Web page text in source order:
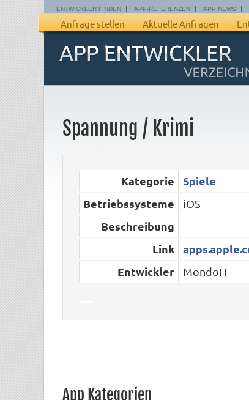
ENTWICKLER FINDEN APP-REFERENZEN APP NEWS
Anfrage stellen Aktuelle Anfragen
Spannung / Krimi
Kategorie
Spiele
Betriebssysteme
iOS
Beschreibung
Link
Entwickler
MondoIT
App Kategorien